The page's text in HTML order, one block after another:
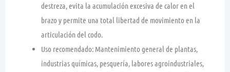
destreza, evita la acumulación excesiva de calor en el
brazo y permite una total libertad de movimiento en la
articulación del codo.
Uso recomendado: Mantenimiento general de plantas,
industrias químicas, pesquería, labores agroindustriales,